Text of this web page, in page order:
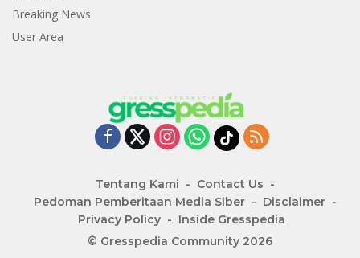
Breaking News
User Area
Tentang Kami
Contact Us
Pedoman Pemberitaan Media Siber
Disclaimer
Privacy Policy
Inside Gresspedia
© Gresspedia Community 2026